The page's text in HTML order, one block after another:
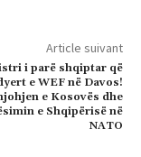
Article suivant
i parë shqiptar që
e WEF në Davos!
e Kosovës dhe
e Shqipërisë në
NATO